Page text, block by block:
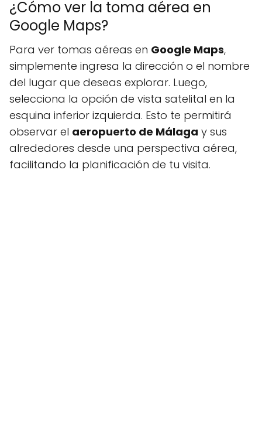
¿Cómo ver la toma aérea en
Google Maps?
Para ver tomas aéreas en Google Maps,
simplemente ingresa la dirección o el nombre
del lugar que deseas explorar. Luego,
selecciona la opción de vista satelital en la
esquina inferior izquierda. Esto te permitirá
observar el aeropuerto de Málaga y sus
alrededores desde una perspectiva aérea,
facilitando la planificación de tu visita.